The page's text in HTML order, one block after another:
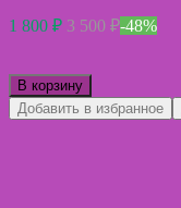
1 800 ₽ 3 500 ₽-48%
В корзину
Добавить в избранное